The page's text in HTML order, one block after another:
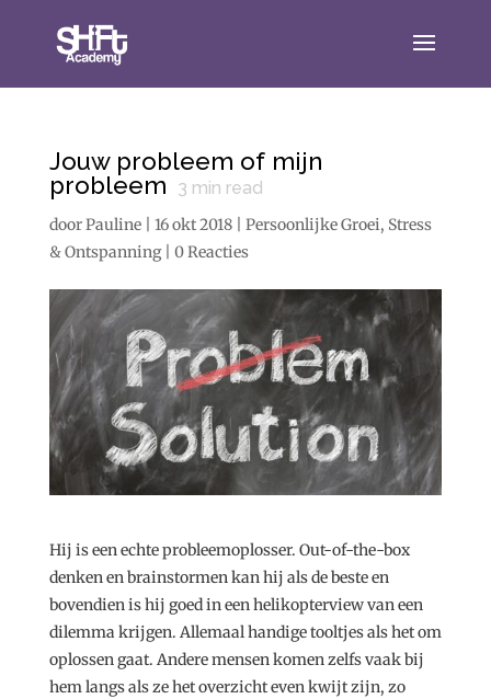
Jouw probleem of mijn
probleem
3 min read
doorPauline| 16 okt 2018| Persoonlijke Groei, Stress
& Ontspanning| 0 Reacties
Hij is een echte probleemoplosser. Out-of-the-box
denken en brainstormen kan hij als de beste en
bovendien is hij goed in een helikopterview van een
dilemma krijgen. Allemaal handige tooltjes als het om
oplossen gaat. Andere mensen komen zelfs vaak bij
hem langs als ze het overzicht even kwijt zijn, zo